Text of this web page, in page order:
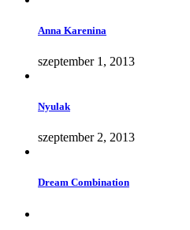
Anna Karenina
szeptember 1, 2013
Nyulak
szeptember 2, 2013
Dream Combination